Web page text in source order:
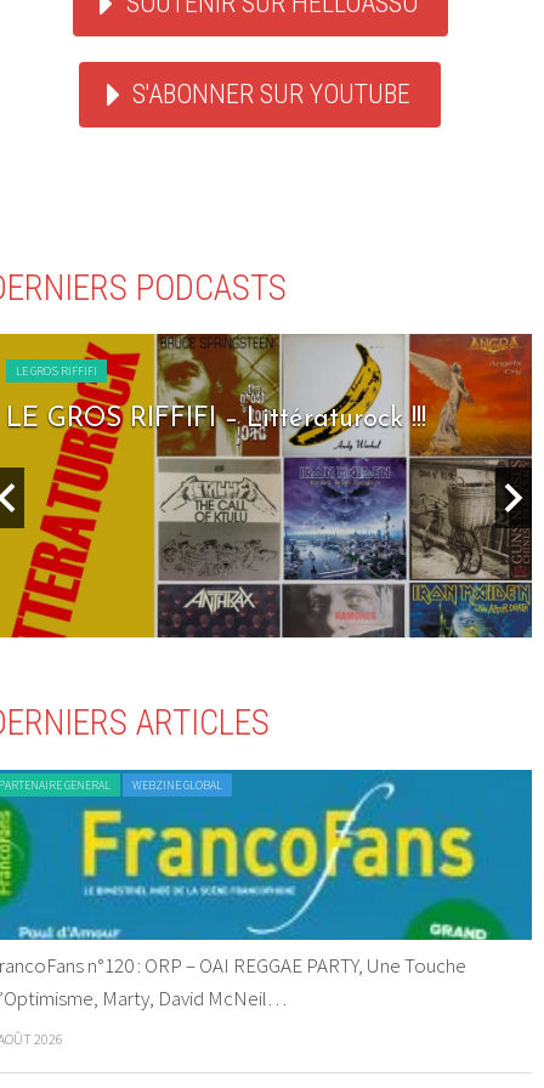
S'ABONNER SUR YOUTUBE
PODCASTS
LE GROS RIFFIFI
LE GROS RIFFIFI – Littératurock !!!
ARTICLES
GENERAL WEBZINE GLOBAL
n°120 : ORP – OAI REGGAE PARTY, Une Touche
Marty, David McNeil…
2026